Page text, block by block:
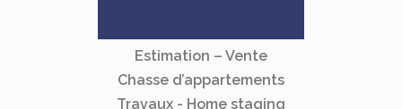
Estimation – Vente
Chasse d’appartements
Travaux - Home staging